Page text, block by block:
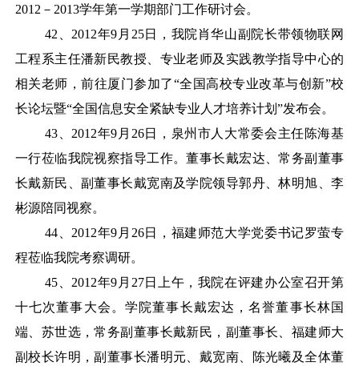
2012－2013学年第一学期部门工作研讨会。
42
2012年9月25日，我院肖华山副院长带领物联网
工程系主任潘新民教授、专业老师及实践教学指导中心的
相关老师，前往厦门参加了“全国高校专业改革与创新”校
长论坛暨“全国信息安全紧缺专业人才培养计划”发布会。
43、 2012年9月26日，泉州市人大常委会主任陈海基
一行莅临我院视察指导工作。董事长戴宏达、常务副董事
长戴新民、副董事长戴宽南及学院领导郭丹、林明旭、李
彬源陪同视察。
44、 2012年9月26日，福建师范大学党委书记罗萤专
程莅临我院考察调研。
45、 2012年9月27日上午，我院在评建办公室召开第
十七次董事大会。学院董事长戴宏达，名誉董事长林国
端、苏世选，常务副董事长戴新民，副董事长、福建师大
副校长许明，副董事长潘明元、戴宽南、陈光曦及全体董